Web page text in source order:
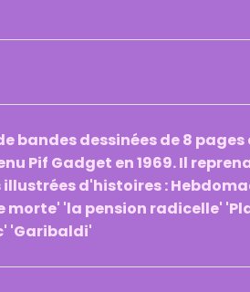
dessinées de 8 pages
Pif Gadget en 1969. Il
d'histoires :
morte' 'la pension radicelle'
'Garibaldi'